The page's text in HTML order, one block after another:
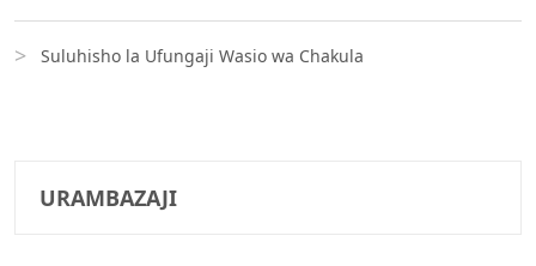
Suluhisho la Ufungaji Wasio wa Chakula
URAMBAZAJI